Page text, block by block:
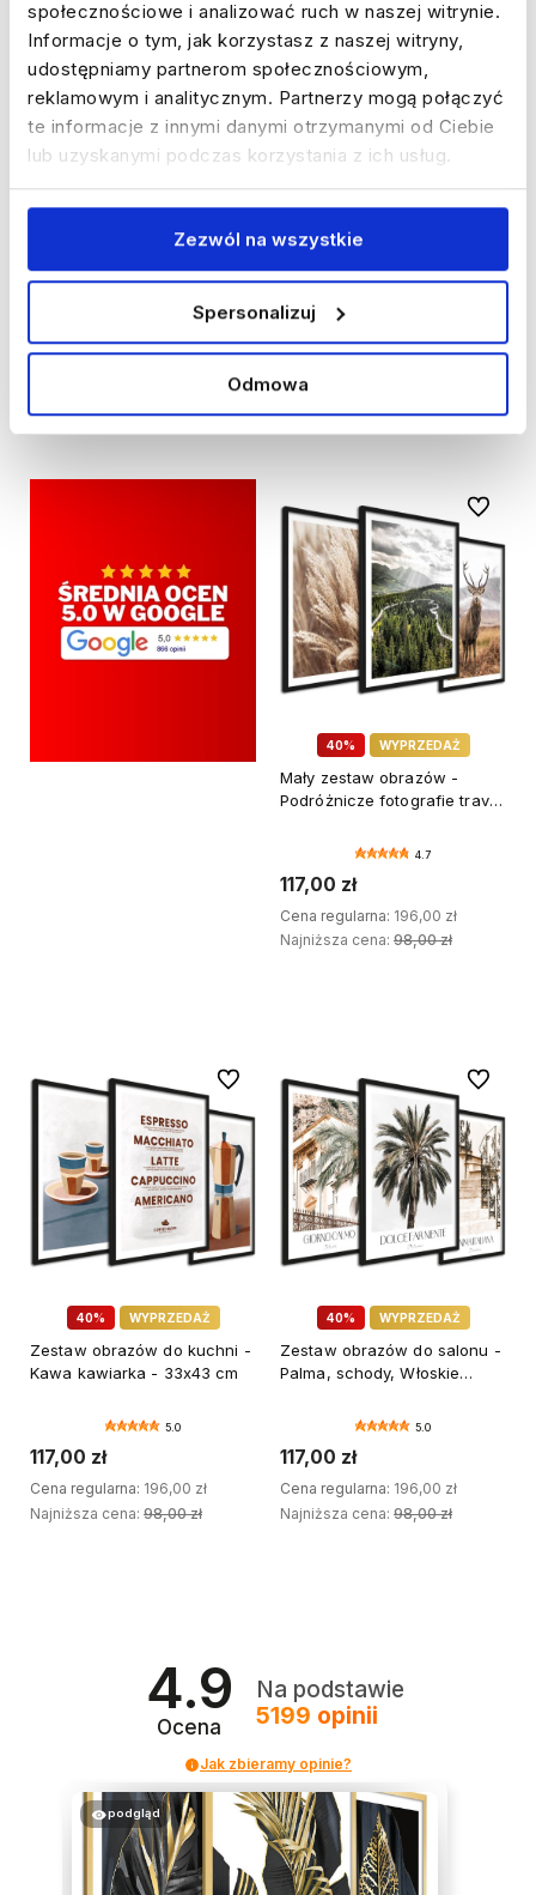
społecznościowe i analizować ruch w naszej witrynie.
Informacje o tym, jak korzystasz z naszej witryny,
udostępniamy partnerom społecznościowym,
reklamowym i analitycznym. Partnerzy mogą połączyć
te informacje z innymi danymi otrzymanymi od Ciebie
lub uzyskanymi podczas korzystania z ich usług.
Zezwól na wszystkie
Spersonalizuj
Odmowa
Mały zestaw obrazów - Boho
5.0
Cena regularna:196,00 zł
Mały zestaw obrazów -
Alejka z cyprysami - DRUK
PREMIUM
4.9
117,00 zł
Cena regularna:196,00 zł
40% WYPRZEDAŻ
Mały zestaw obrazów -
Podróżnicze fotografie travel
4.7
117,00 zł
Cena regularna: 196,00 zł
Najniższa cena: 98,00 zł
Do
40% WYPRZEDAŻ
Zestaw obrazów do kuchni -
Kawa kawiarka - 33x43 cm
5.0
117,00 zł
Cena regularna: 196,00 zł
Najniższa cena: 98,00 zł
Do ulubionych
40% WYPRZEDAŻ
Zestaw obrazów do salonu -
Palma, schody, Włoskie
5.0
117,00 zł
Cena regularna: 196,00 zł
Najniższa cena: 98,00 zł
Do
4.9
Ocena
Na podstawie
5199 opinii
Jak zbieramy opinie?
podgląd